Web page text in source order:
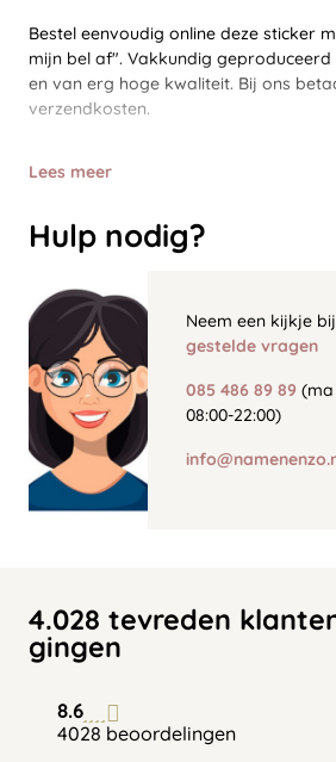
Bestel eenvoudig online deze sticker
mijn bel af". Vakkundig
en van erg hoge kwaliteit. Bij ons
verzendkosten.
Lees meer
Hulp nodig?
Neem een kijkje
gestelde vragen
085 486 89 89
08:00-22:00)
4.028 tevreden
gingen
8.6
4028 beoordelingen